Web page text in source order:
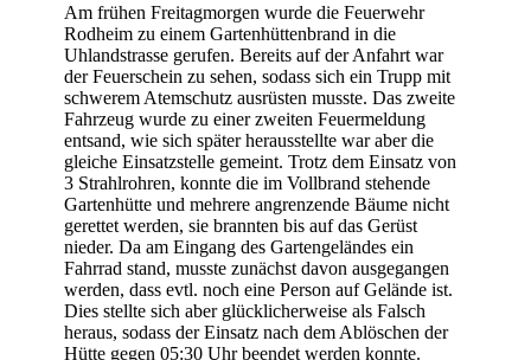
Am frühen Freitagmorgen wurde die Feuerwehr
Rodheim zu einem Gartenhüttenbrand in die
Uhlandstrasse gerufen. Bereits auf der Anfahrt war
der Feuerschein zu sehen, sodass sich ein Trupp mit
schwerem Atemschutz ausrüsten musste. Das zweite
Fahrzeug wurde zu einer zweiten Feuermeldung
entsand, wie sich später herausstellte war aber die
gleiche Einsatzstelle gemeint. Trotz dem Einsatz von
3 Strahlrohren, konnte die im Vollbrand stehende
Gartenhütte und mehrere angrenzende Bäume nicht
gerettet werden, sie brannten bis auf das Gerüst
nieder. Da am Eingang des Gartengeländes ein
Fahrrad stand, musste zunächst davon ausgegangen
werden, dass evtl. noch eine Person auf Gelände ist.
Dies stellte sich aber glücklicherweise als Falsch
heraus, sodass der Einsatz nach dem Ablöschen der
Hütte gegen 05:30 Uhr beendet werden konnte.